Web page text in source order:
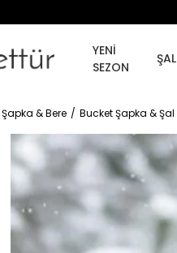
YENİ
SEZON
ŞAL
Şapka & Bere Bucket Şapka & Şal